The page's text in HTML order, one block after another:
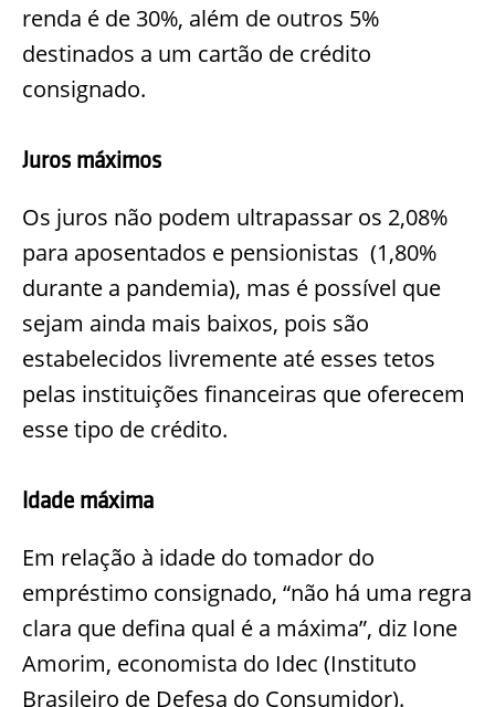
renda é de 30%, além de outros 5%
destinados a um cartão de crédito
consignado.
Juros máximos
Os juros não podem ultrapassar os 2,08%
para aposentados e pensionistas (1,80%
durante a pandemia), mas é possível que
sejam ainda mais baixos, pois são
estabelecidos livremente até esses tetos
pelas instituições financeiras que oferecem
esse tipo de crédito.
Idade máxima
Em relação à idade do tomador do
empréstimo consignado, “não há uma regra
clara que defina qual é a máxima”, diz Ione
Amorim, economista do Idec (Instituto
Brasileiro de Defesa do Consumidor).